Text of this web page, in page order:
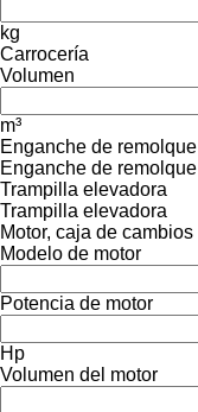
kg
Carrocería
Volumen
m³
Enganche de remolque
Enganche de remolque
Trampilla elevadora
Trampilla elevadora
Motor, caja de cambios
Modelo de motor
Potencia de motor
Hp
Volumen del motor